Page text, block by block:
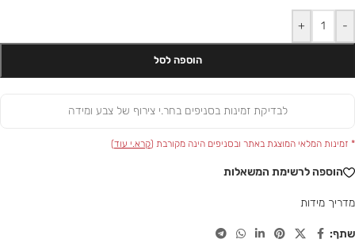
-
+
הוספה לסל
לבדיקת זמינות בסניפים בחר.י צירוף של צבע ומידה
* זמינות המלאי המוצגת באתר ובסניפים הינה מקורבת (קרא.י עוד)
הוספה לרשימת המשאלות
מדריך מידות
שתף: